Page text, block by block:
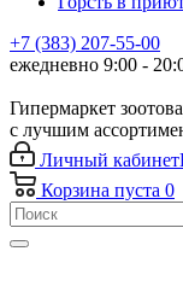
+7 (383) 207-55-00
ежедневно 9:00 -
Гипермаркет
с лучшим
Личный кабинет
Корзина пуста 0